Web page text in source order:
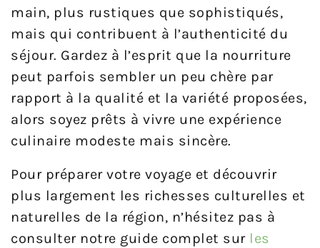
main, plus rustiques que sophistiqués,
mais qui contribuent à l’authenticité du
séjour. Gardez à l’esprit que la nourriture
peut parfois sembler un peu chère par
rapport à la qualité et la variété proposées,
alors soyez prêts à vivre une expérience
culinaire modeste mais sincère.
Pour préparer votre voyage et découvrir
plus largement les richesses culturelles et
naturelles de la région, n’hésitez pas à
consulter notre guide complet sur les